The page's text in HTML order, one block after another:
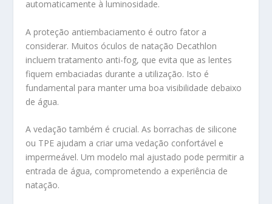
automaticamente à luminosidade.
A proteção antiembaciamento é outro fator a
considerar. Muitos óculos de natação Decathlon
incluem tratamento anti-fog, que evita que as lentes
fiquem embaciadas durante a utilização. Isto é
fundamental para manter uma boa visibilidade debaixo
de água.
A vedação também é crucial. As borrachas de silicone
ou TPE ajudam a criar uma vedação confortável e
impermeável. Um modelo mal ajustado pode permitir a
entrada de água, comprometendo a experiência de
natação.